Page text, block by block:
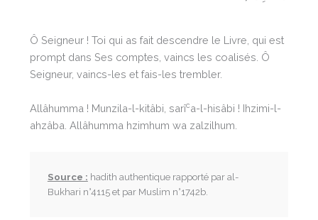
Ô Seigneur ! Toi qui as fait descendre le Livre, qui est
prompt dans Ses comptes, vaincs les coalisés. Ô
Seigneur, vaincs-les et fais-les trembler.
Allâhumma ! Munzila-l-kitâbi, sarîca-l-hisâbi ! Ihzimi-l-
ahzâba. Allâhumma hzimhum wa zalzilhum.
Source : hadith authentique rapporté par al-
Bukhari n°4115 et par Muslim n°1742b.